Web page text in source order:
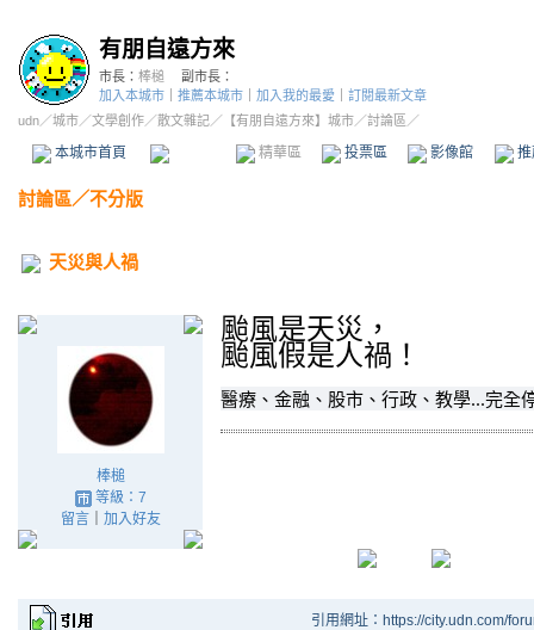
有朋自遠方來
市長： 棒槌
副市長：
加入本城市
推薦本城市 加入我的最愛
訂閱最新文章
udn／城市／文學創作／散文雜記／ 【有朋自遠方來】城市／討論區／
本城市首頁 精華區 投票區 影像館
討論區／不分版
天災與人禍
棒槌
等級：7
留言｜ 加入好友
颱風是天災，
颱風假是人禍！
醫療、金融、股市、行政、教學...完全
引用網址：https://city.udn.com/